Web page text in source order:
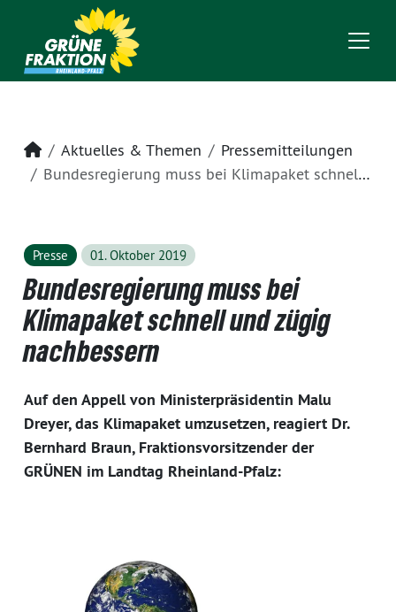
Startseite
Aktuelles & Themen
Pressemitteilungen
Bundesregierung muss bei Klimapaket schnell und zügig nachbessern
Presse 01. Oktober 2019
Bundesregierung muss bei
Klimapaket schnell und zügig
nachbessern
Auf den Appell von Ministerpräsidentin Malu
Dreyer, das Klimapaket umzusetzen, reagiert Dr.
Bernhard Braun, Fraktionsvorsitzender der
GRÜNEN im Landtag Rheinland-Pfalz: